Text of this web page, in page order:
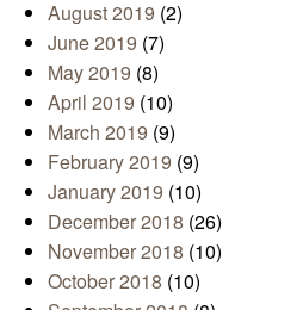
August 2019 (2)
June 2019 (7)
May 2019 (8)
April 2019 (10)
March 2019 (9)
February 2019 (9)
January 2019 (10)
December 2018 (26)
November 2018 (10)
October 2018 (10)